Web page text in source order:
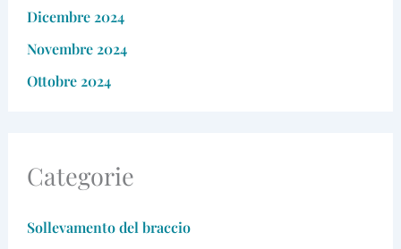
Dicembre 2024
Novembre 2024
Ottobre 2024
Categorie
Sollevamento del braccio